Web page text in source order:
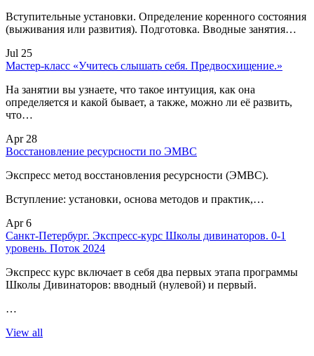
Вступительные установки. Определение коренного состояния
(выживания или развития). Подготовка. Вводные занятия…
Jul 25
Мастер-класс «Учитесь слышать себя. Предвосхищение.»
На занятии вы узнаете, что такое интуиция, как она
определяется и какой бывает, а также, можно ли её развить,
что…
Apr 28
Восстановление ресурсности по ЭМВС
Экспресс метод восстановления ресурсности (ЭМВС).
Вступление: установки, основа методов и практик,…
Apr 6
Санкт-Петербург. Экспресс-курс Школы дивинаторов. 0-1
уровень. Поток 2024
Экспресс курс включает в себя два первых этапа программы
Школы Дивинаторов: вводный (нулевой) и первый.
…
View all